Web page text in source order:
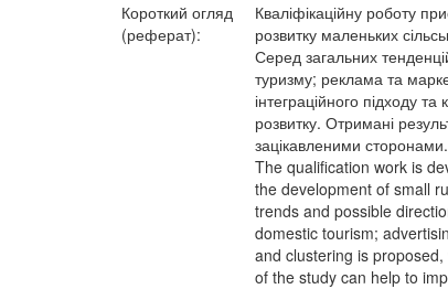
Короткий огляд
(реферат):
Кваліфікаційну роботу
розвитку маленьких
Серед загальних
туризму; реклама та
інтеграційного підходу
розвитку. Отримані
зацікавленими сторонами.
The qualification work is
the development of small
trends and possible
domestic tourism;
and clustering is
of the study can help to